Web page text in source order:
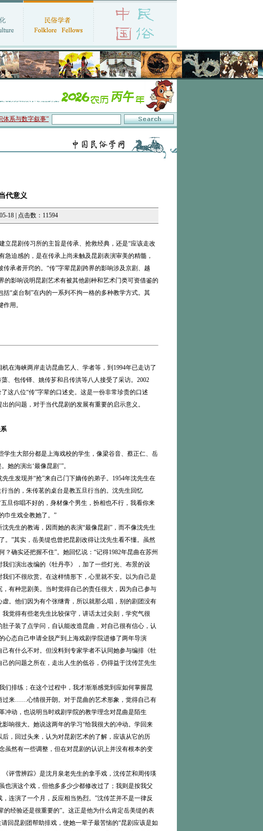
叙事”研讨会在京召开 ·中国民俗学会第十一届代表大会暨2026年年会征文启事
代意义
18 | 点击数：11594
立昆剧传习所的主旨是传承、抢救经典，还是“应该走改
急迫感的，是在传承上尚未触及昆剧表演审美的精髓，
承者开窍的。“传”字辈昆剧跨界的影响涉及京剧、越
影响说明昆剧艺术有被其他剧种和艺术门类可资借鉴的
“桌台制”在内的一系列不拘一格的多种教学方式。其
用。
海峡两岸走访昆曲艺人、学者等，到1994年已走访了
、包传铎、姚传芗和吕传洪等八人接受了采访。2002
这八位“传”字辈的口述史。这是一份非常珍贵的口述
的问题，对于当代昆剧的发展有重要的启示意义。
生大部分都是上海戏校的学生，像梁谷音、蔡正仁、岳
的演出‘最像昆剧’”。
发现并“抢”来自己门下嫡传的弟子。1954年沈先生在
当的，朱传茗的桌台是教五旦行当的。沈先生回忆
旦你唱不好的，身材像个男生，扮相也不行，我看你来
巾生戏全教她了。”
生的教诲，因而她的表演“最像昆剧”，而不像沈先生
。”其实，岳美缇也曾把昆剧改得让沈先生看不懂。虽然
确实还把握不住”。她回忆说：“记得1982年昆曲在苏州
们演出改编的《牡丹亭》，加了一些灯光、布景的设
们不很欣赏。在这样情形下，心里就不安。以为自己是
有种悲剧美。当时觉得自己的责任很大，因为自己参与
。他们因为有个张继青，所以就那么唱，别的剧团没有
觉得有些老先生比较保守，讲话太过尖刻，学究气很
子装了点学问，自认能改造昆曲，对自己很有信心，认
心态自己申请全脱产到上海戏剧学院进修了两年导演
有什么不对。但没料到专家学者不认同她参与编排《牡
的问题之所在，走出人生的低谷，仍得益于沈传芷先生
排练；在这个过程中，我才渐渐感觉到应如何掌握昆
来……心情很开朗。对于昆曲的艺术形象，觉得自己有
冲动，也说明当时戏剧学院的教学理念对昆曲是陌生
响很大。她说这两年的学习“给我很大的冲动。学回来
，回过头来，认为对昆剧艺术的了解，应该从它的历
虽然有一些调整，但在对昆剧的认识上并没有根本的变
评雪辨踪》是沈月泉老先生的拿手戏，沈传芷和周传瑛
也演这个戏，但他多多少少都修改过了；我则是按我父
连演了一个月，反应相当热烈。”沈传芷并不是一律反
经验还是很重要的”。这正是他为什么肯定岳美缇的表
回昆剧团帮助排戏，使她一辈子最苦恼的“昆剧应该是如